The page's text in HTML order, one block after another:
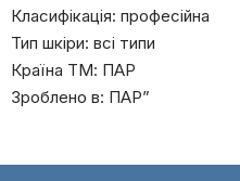
Класифікація: професійна
Тип шкіри: всі типи
Країна ТМ: ПАР
Зроблено в: ПАР”